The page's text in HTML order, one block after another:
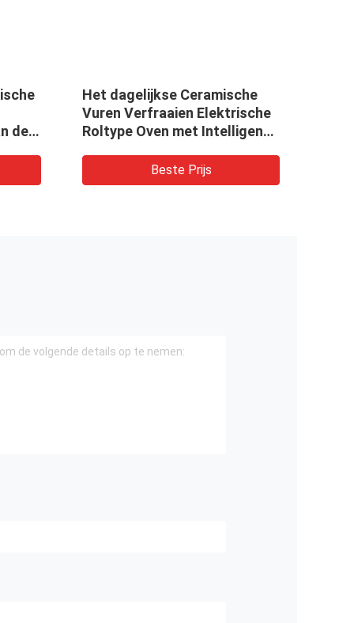
de
Het dagelijkse Ceramische
Vuren Verfraaien Elektrische
Roltype Oven met Intelligente
Beste Prijs